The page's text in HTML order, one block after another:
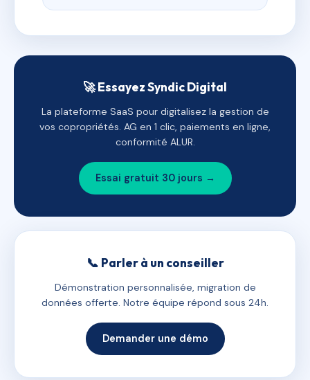
🚀 Essayez Syndic Digital
La plateforme SaaS pour digitalisez la gestion de
vos copropriétés. AG en 1 clic, paiements en ligne,
conformité ALUR.
Essai gratuit 30 jours →
📞 Parler à un conseiller
Démonstration personnalisée, migration de
données offerte. Notre équipe répond sous 24h.
Demander une démo